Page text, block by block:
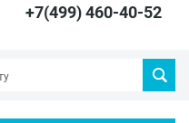
+7(499) 460-40-52